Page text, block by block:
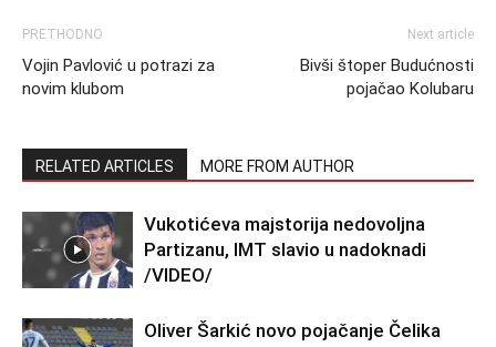
PRETHODNO
Vojin Pavlović u potrazi za
novim klubom
Next article
Bivši štoper Budućnosti
pojačao Kolubaru
RELATED ARTICLES MORE FROM AUTHOR
Vukotićeva majstorija nedovoljna
Partizanu, IMT slavio u nadoknadi
/VIDEO/
Oliver Šarkić novo pojačanje Čelika